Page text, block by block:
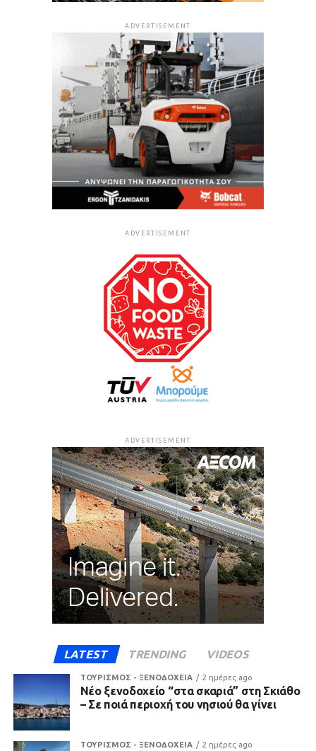
ADVERTISEMENT
ADVERTISEMENT
ADVERTISEMENT
LATEST TRENDING VIDEOS
ΤΟΥΡΙΣΜΟΣ - ΞΕΝΟΔΟΧΕΙΑ 2 ημέρες ago
Νέο ξενοδοχείο “στα σκαριά” στη Σκιάθο
– Σε ποιά περιοχή του νησιού θα γίνει
ΤΟΥΡΙΣΜΟΣ - ΞΕΝΟΔΟΧΕΙΑ 2 ημέρες ago